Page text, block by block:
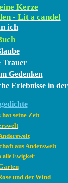
Kerze
- Lit a candel
ich
Trauer
Gedenken
Erlebnisse in der
hat seine Zeit
aus Anderswelt
alle Ewigkeit
und der Wind